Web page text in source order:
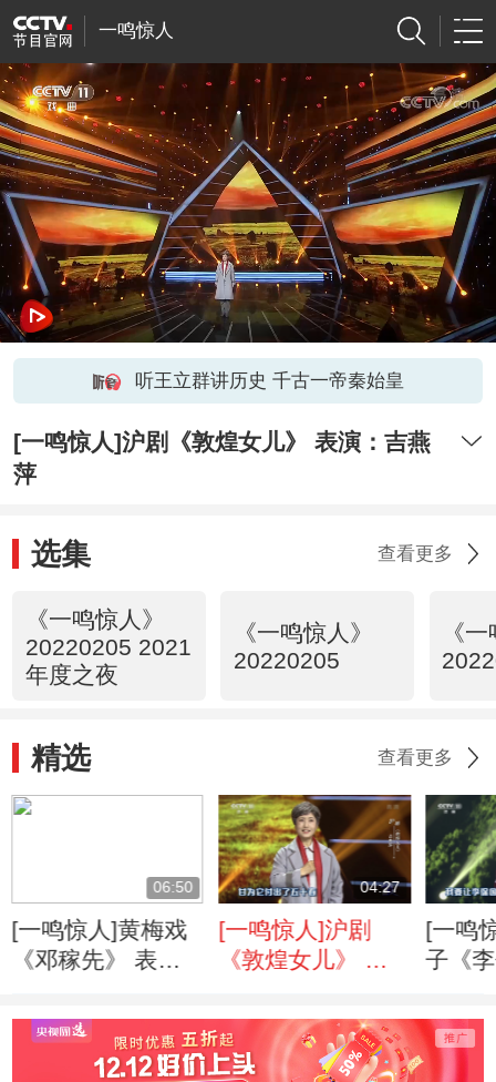
一鸣惊人
听王立群讲历史 千古一帝秦始皇
[一鸣惊人]沪剧《敦煌女儿》 表演：吉燕
萍
选集 查看更多
《一鸣惊人》
20220205 2021
年度之夜
《一鸣惊人》
20220205
《
精选 查看更多
06:50
[一鸣惊人]黄梅戏
《邓稼先》 表
04:27
[一鸣惊人]沪剧
《敦煌女儿》 表
[一鸣
子《